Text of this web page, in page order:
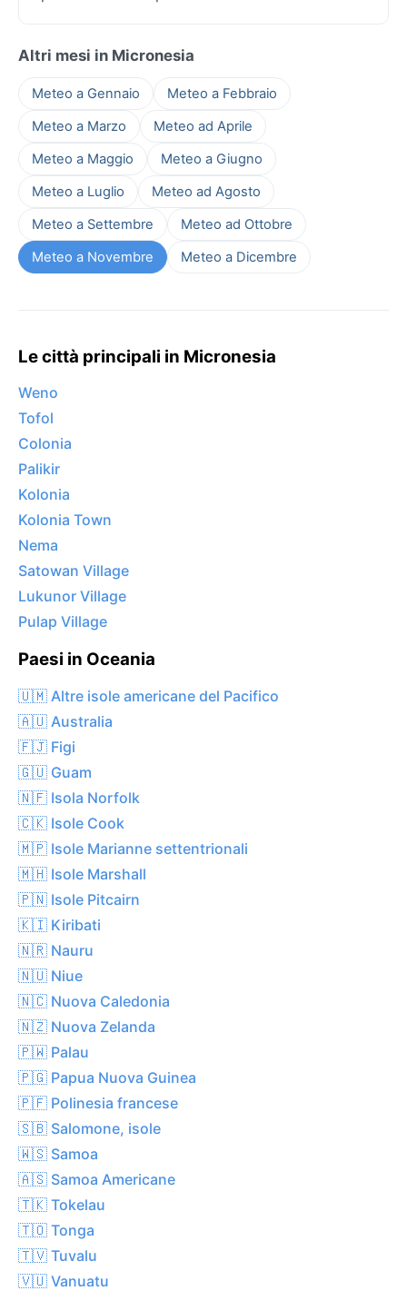
Altri mesi in Micronesia
Meteo a Gennaio
Meteo a Febbraio
Meteo a Marzo
Meteo ad Aprile
Meteo a Maggio
Meteo a Giugno
Meteo a Luglio
Meteo ad Agosto
Meteo a Settembre
Meteo ad Ottobre
Meteo a Novembre
Meteo a Dicembre
Le città principali in Micronesia
Weno
Tofol
Colonia
Palikir
Kolonia
Kolonia Town
Nema
Satowan Village
Lukunor Village
Pulap Village
Paesi in Oceania
🇺🇲 Altre isole americane del Pacifico
🇦🇺 Australia
🇫🇯 Figi
🇬🇺 Guam
🇳🇫 Isola Norfolk
🇨🇰 Isole Cook
🇲🇵 Isole Marianne settentrionali
🇲🇭 Isole Marshall
🇵🇳 Isole Pitcairn
🇰🇮 Kiribati
🇳🇷 Nauru
🇳🇺 Niue
🇳🇨 Nuova Caledonia
🇳🇿 Nuova Zelanda
🇵🇼 Palau
🇵🇬 Papua Nuova Guinea
🇵🇫 Polinesia francese
🇸🇧 Salomone, isole
🇼🇸 Samoa
🇦🇸 Samoa Americane
🇹🇰 Tokelau
🇹🇴 Tonga
🇹🇻 Tuvalu
🇻🇺 Vanuatu